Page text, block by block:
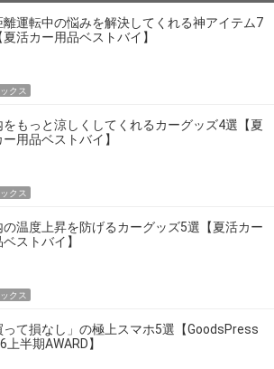
離運転中の悩みを解決してくれる神アイテム7
活カー用品ベストバイ】
クス
をもっと涼しくしてくれるカーグッズ4選【夏
用品ベストバイ】
クス
の温度上昇を防げるカーグッズ5選【夏活カー
ベストバイ】
クス
って損なし」の極上スマホ5選【GoodsPress
上半期AWARD】